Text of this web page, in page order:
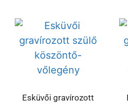
Esküvői gravírozott